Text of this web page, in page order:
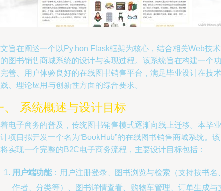
旨在阐述一个以Python Flask框架为核心，结合相关Web技
图书销售商城系统的设计与实现过程。该系统旨在构建一个功
善、用户体验良好的在线图书销售平台，满足毕业设计在技术
、理论应用与创新性方面的综合要求。
、 系统概述与设计目标
电子商务的普及，传统图书销售模式逐渐向线上迁移。本毕业
项目拟开发一个名为“BookHub”的在线图书销售商城系统。
实现一个完整的B2C电子商务流程，主要设计目标包括：
用户端功能：用户注册登录、图书浏览与检索（支持按书名
作者、分类等）、图书详情查看、购物车管理、订单生成与